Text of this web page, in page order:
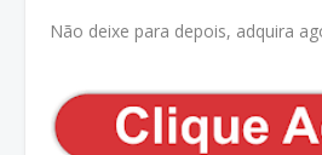
Não deixe para depois, adquira